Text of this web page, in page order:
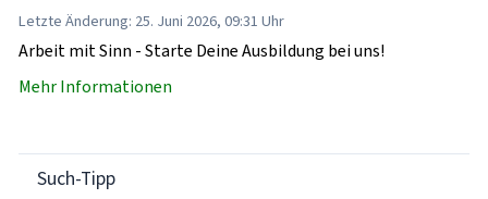
Letzte Änderung: 25. Juni 2026, 09:31 Uhr
Arbeit mit Sinn - Starte Deine Ausbildung bei uns!
Mehr Informationen
Such-Tipp